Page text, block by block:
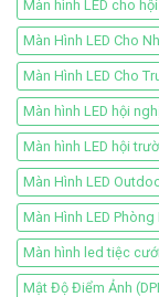
Màn hình LED cho
Màn Hình LED Cho
Màn Hình LED Cho
Màn hình LED hội
Màn hình LED hội
Màn Hình LED
Màn Hình LED Phòng
Màn hình led tiệc cưới
Mật Độ Điểm Ảnh